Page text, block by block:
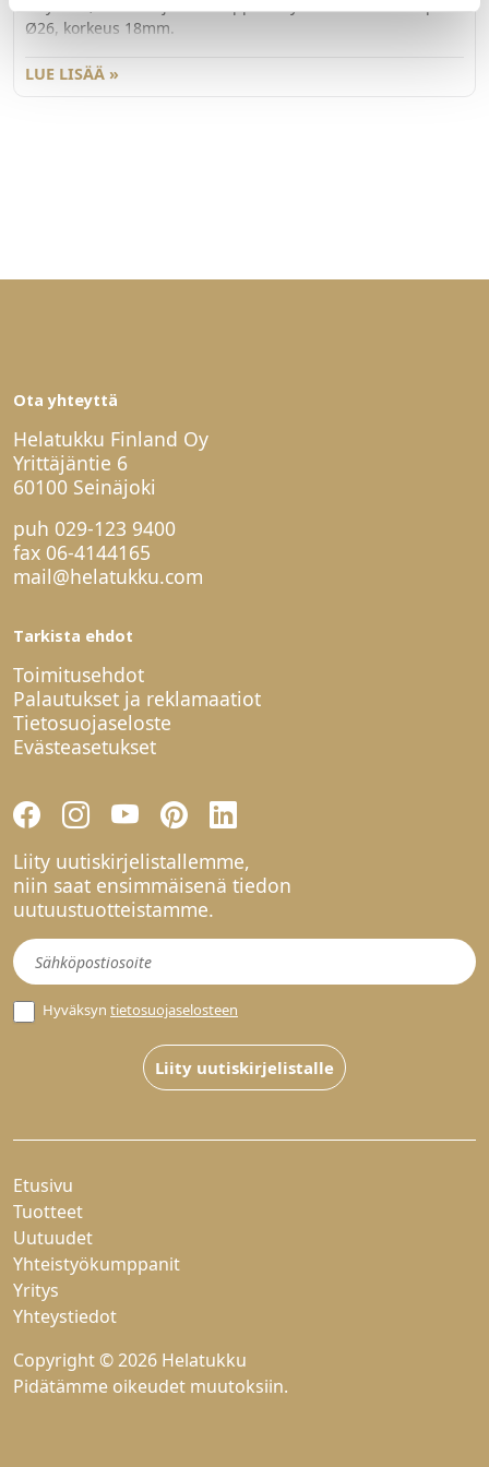
Ø26, korkeus 18mm.
LUE LISÄÄ »
Ota yhteyttä
Helatukku Finland Oy
Yrittäjäntie 6
60100 Seinäjoki
puh 029-123 9400
fax 06-4144165
mail@helatukku.com
Tarkista ehdot
Toimitusehdot
Palautukset ja reklamaatiot
Tietosuojaseloste
Evästeasetukset
Liity uutiskirjelistallemme,
niin saat ensimmäisenä tiedon
uutuustuotteistamme.
Uutiskirje
Hyväksyn tietosuojaselosteen
Liity uutiskirjelistalle
Etusivu
Tuotteet
Uutuudet
Yhteistyökumppanit
Yritys
Yhteystiedot
Copyright © 2026 Helatukku
Pidätämme oikeudet muutoksiin.